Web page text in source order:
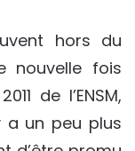
hors du
nouvelle fois
de l’ENSM,
a un peu plus